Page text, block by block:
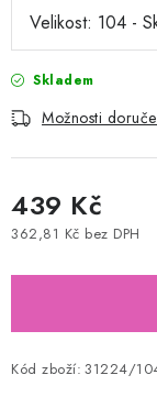
Skladem
Možnosti
439 Kč
362,81 Kč bez DPH
Kód zboží: 31224/